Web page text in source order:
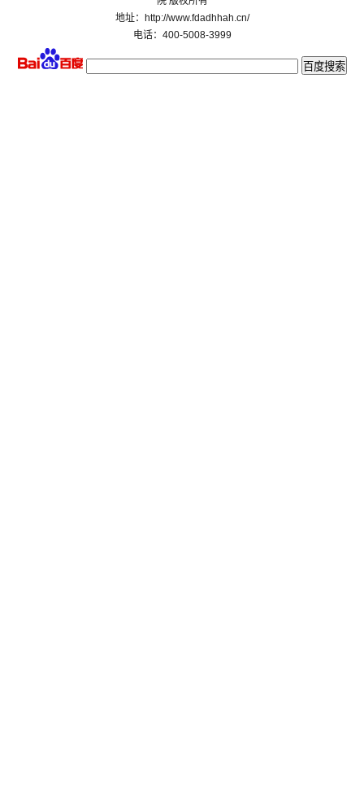
地址：http://www.fdadhhah.cn/
电话：400-5008-3999